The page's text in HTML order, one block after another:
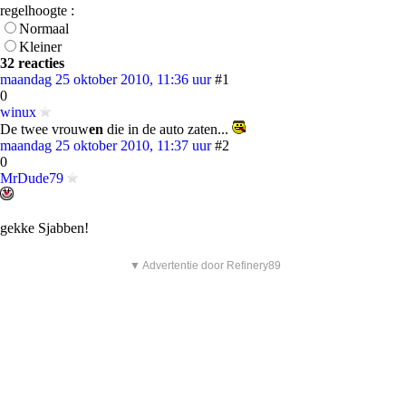
regelhoogte :
Normaal
Kleiner
32 reacties
maandag 25 oktober 2010, 11:36 uur #1
0
winux
De twee vrouwen die in de auto zaten...
maandag 25 oktober 2010, 11:37 uur #2
0
MrDude79
gekke Sjabben!
▼ Advertentie door Refinery89